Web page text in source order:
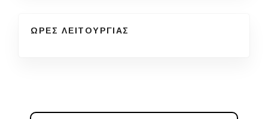
ΩΡΕΣ ΛΕΙΤΟΥΡΓΙΑΣ